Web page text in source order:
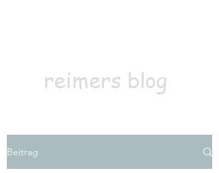
reimers blog
Beitrag